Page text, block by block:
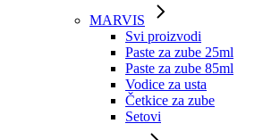
MARVIS
Svi proizvodi
Paste za zube 25ml
Paste za zube 85ml
Vodice za usta
Četkice za zube
Setovi